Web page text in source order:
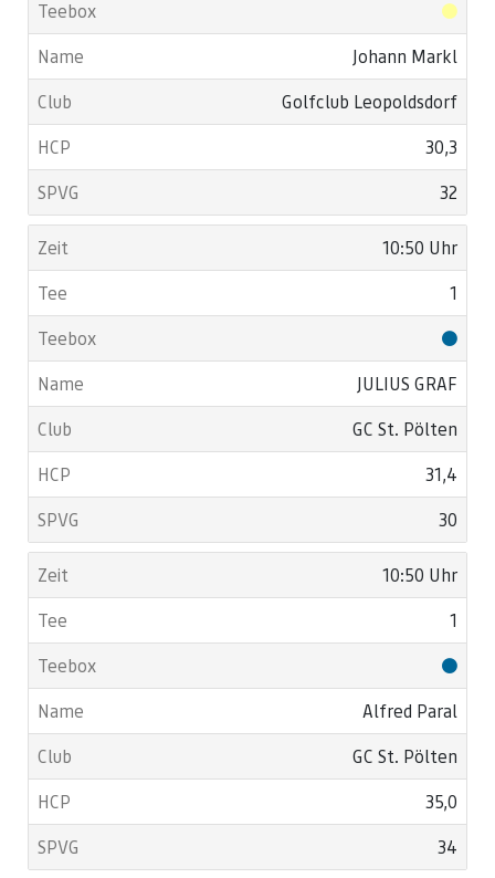
Johann Markl
Golfclub Leopoldsdorf
30,3
32
10:50 Uhr
1
JULIUS GRAF
GC St. Pölten
31,4
30
10:50 Uhr
1
Alfred Paral
GC St. Pölten
35,0
34